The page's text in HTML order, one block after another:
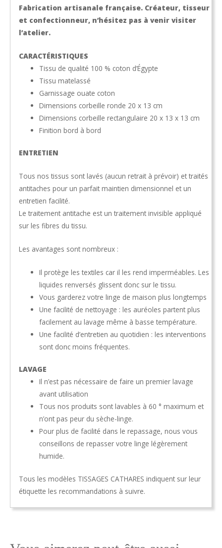
Fabrication artisanale française. Créateur, tisseur
et confectionneur, n’hésitez pas à venir visiter
l’atelier.
CARACTÉRISTIQUES
Tissu de qualité 100 % coton d’Égypte
Tissu matelassé
Garnissage ouate coton
Dimensions corbeille ronde 20 x 13 cm
Dimensions corbeille rectangulaire 20 x 13 x 13 cm
Finition bord à bord
ENTRETIEN
Tous nos tissus sont lavés (aucun retrait à prévoir) et traités
antitaches pour un parfait maintien dimensionnel et un
entretien facilité.
Le traitement antitache est un traitement invisible appliqué
sur les fibres du tissu.
Les avantages sont nombreux :
Il protège les textiles car il les rend imperméables. Les
liquides renversés glissent donc sur le tissu.
Vous garderez votre linge de maison plus longtemps
Une facilité de nettoyage : les auréoles partent plus
facilement au lavage même à basse température.
Une facilité d’entretien au quotidien : les interventions
sont donc moins fréquentes.
LAVAGE
Il n’est pas nécessaire de faire un premier lavage
avant utilisation
Tous nos produits sont lavables à 60 ° maximum et
n’ont pas peur du sèche-linge.
Pour plus de facilité dans le repassage, nous vous
conseillons de repasser votre linge légèrement
humide.
Tous les modèles TISSAGES CATHARES indiquent sur leur
étiquette les recommandations à suivre.